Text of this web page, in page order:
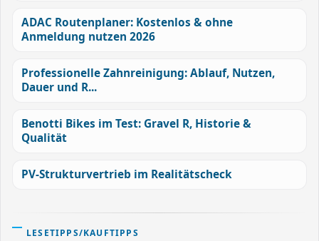
ADAC Routenplaner: Kostenlos & ohne
Anmeldung nutzen 2026
Professionelle Zahnreinigung: Ablauf, Nutzen,
Dauer und R...
Benotti Bikes im Test: Gravel R, Historie &
Qualität
PV-Strukturvertrieb im Realitätscheck
LESETIPPS/KAUFTIPPS